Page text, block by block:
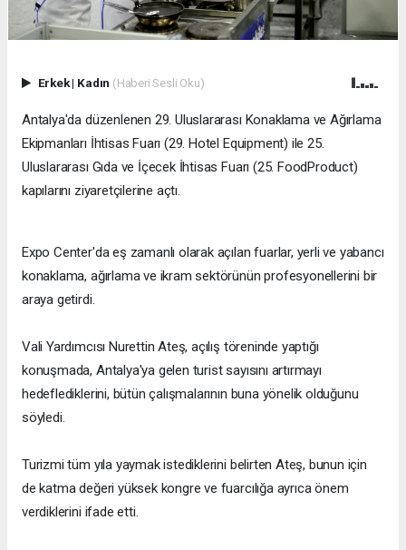
Erkek| Kadın (Haberi Sesli Oku)
​Antalya'da düzenlenen 29. Uluslararası Konaklama ve Ağırlama
Ekipmanları İhtisas Fuarı (29. Hotel Equipment) ile 25.
Uluslararası Gıda ve İçecek İhtisas Fuarı (25. FoodProduct)
kapılarını ziyaretçilerine açtı.
Expo Center'da eş zamanlı olarak açılan fuarlar, yerli ve yabancı
konaklama, ağırlama ve ikram sektörünün profesyonellerini bir
araya getirdi.
Vali Yardımcısı Nurettin Ateş, açılış töreninde yaptığı
konuşmada, Antalya'ya gelen turist sayısını artırmayı
hedeflediklerini, bütün çalışmalarının buna yönelik olduğunu
söyledi.
Turizmi tüm yıla yaymak istediklerini belirten Ateş, bunun için
de katma değeri yüksek kongre ve fuarcılığa ayrıca önem
verdiklerini ifade etti.